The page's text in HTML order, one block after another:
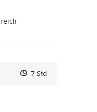
Zeitpunkt des
Zeitpunkt des
7 StdZur Äußerung